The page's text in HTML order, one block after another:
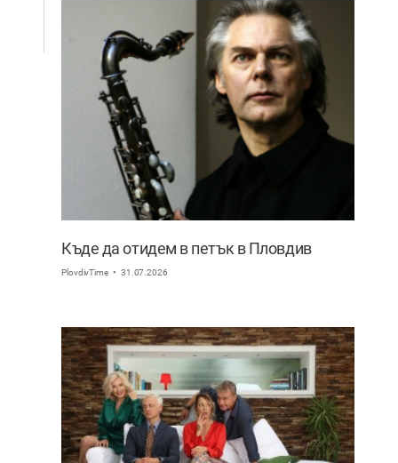
Къде да отидем в петък в Пловдив
PlovdivTime 31.07.2026